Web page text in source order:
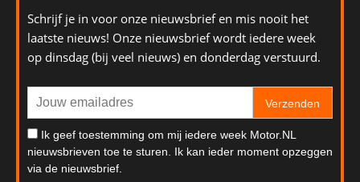
Schrijf je in voor onze nieuwsbrief en mis nooit het
laatste nieuws! Onze nieuwsbrief wordt iedere week
op dinsdag (bij veel nieuws) en donderdag verstuurd.
Verzenden
Ik geef toestemming om mij iedere week Motor.NL
nieuwsbrieven toe te sturen. Ik kan ieder moment opzeggen
via de nieuwsbrief.